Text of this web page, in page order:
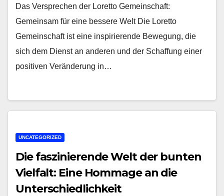
Das Versprechen der Loretto Gemeinschaft:
Gemeinsam für eine bessere Welt Die Loretto
Gemeinschaft ist eine inspirierende Bewegung, die
sich dem Dienst an anderen und der Schaffung einer
positiven Veränderung in…
UNCATEGORIZED
Die faszinierende Welt der bunten
Vielfalt: Eine Hommage an die
Unterschiedlichkeit